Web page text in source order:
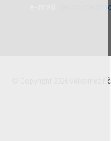
© Copyright 2026